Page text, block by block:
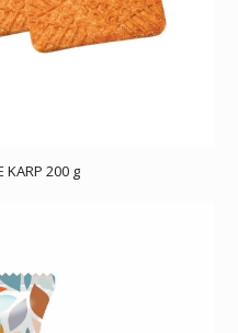
KARP 200 g